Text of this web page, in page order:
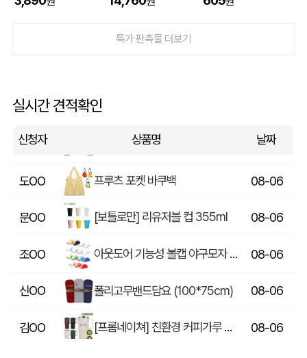
특가 판촉물 더보기
실시간 견적확인
신청자 상품명 날짜
김OO 담아 캔버스 에코 보온보냉백
민OO 08-06
프루츠 포켓 바쿠백
문OO [보틀로만] 리유저블 컵 355ml 08-06
조OO 08-06
신OO 폴리고무밴드담요 (100*75cm) 08-06
김OO 08-06